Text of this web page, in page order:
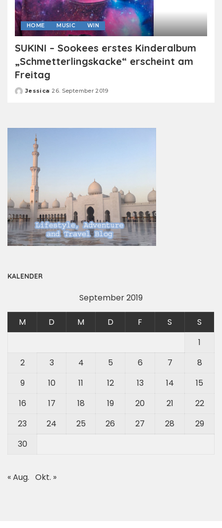
HOME MUSIC WIN
SUKINI – Sookees erstes Kinderalbum
„Schmetterlingskacke“ erscheint am
Freitag
Posted
Jessica 26. September 2019
KALENDER
September 2019
M D M D F S
S
1
2
3 4 5 6 7
8
9
10 11 12 13 14
15
16
17 18 19 20 21
22
23
24 25 26 27 28
29
30
« Aug. Okt. »